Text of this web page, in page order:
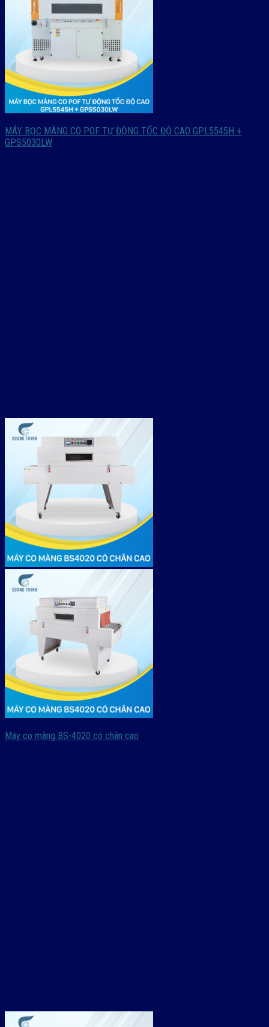
MÁY BỌC MÀNG CO POF TỰ ĐỘNG TỐC ĐỘ CAO GPL5545H +
GPS5030LW
Máy co màng BS-4020 có chân cao